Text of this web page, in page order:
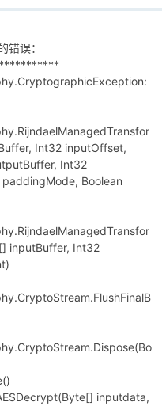
错误：
Int32 inputOffset,
Int32
Boolean
inputBuffer, Int32
inputdata,